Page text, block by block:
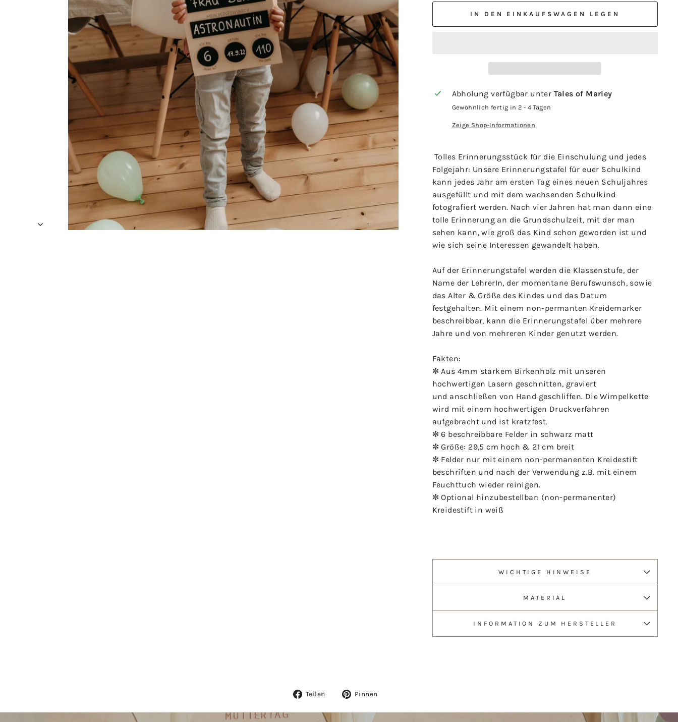
IN DEN EINKAUFSWAGEN LEGEN
Abholung verfügbar unter Tales of Marley
Gewöhnlich fertig in 2 - 4 Tagen
Zeige Shop-Informationen
Tolles Erinnerungsstück für die Einschulung und jedes
Folgejahr: Unsere Erinnerungstafel für euer Schulkind
kann jedes Jahr am ersten Tag eines neuen Schuljahres
ausgefüllt und mit dem wachsenden Schulkind
fotografiert werden. Nach vier Jahren hat man dann eine
tolle Erinnerung an die Grundschulzeit, mit der man
sehen kann, wie groß das Kind schon geworden ist und
wie sich seine Interessen gewandelt haben.
Auf der Erinnerungstafel werden die Klassenstufe, der
Name der LehrerIn, der momentane Berufswunsch, sowie
das Alter & Größe des Kindes und das Datum
festgehalten. Mit einem non-permanten Kreidemarker
beschreibbar, kann die Erinnerungstafel über mehrere
Jahre und von mehreren Kinder genutzt werden.
Fakten:
✼ Aus 4mm starkem Birkenholz mit unseren
hochwertigen Lasern geschnitten, graviert
und anschließen von Hand geschliffen. Die Wimpelkette
wird mit einem hochwertigen Druckverfahren
aufgebracht und ist kratzfest.
✼ 6 beschreibbare Felder in schwarz matt
✼ Größe: 29,5 cm hoch & 21 cm breit
✼ Felder nur mit einem non-permanenten Kreidestift
beschriften und nach der Verwendung z.B. mit einem
Feuchttuch wieder reinigen.
✼ Optional hinzubestellbar: (non-permanenter)
Kreidestift in weiß
WICHTIGE HINWEISE
MATERIAL
INFORMATION ZUM HERSTELLER
Teilen
Auf
Pinnen